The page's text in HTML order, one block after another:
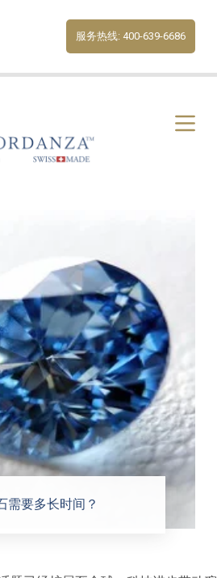
服务热线: 400-639-6686
需要多长时间？